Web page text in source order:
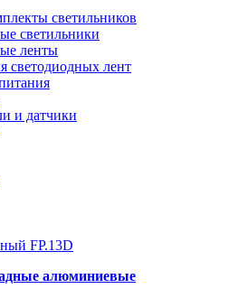
светильников
светильники
ленты
светодиодных лент
и датчики
алюминиевые